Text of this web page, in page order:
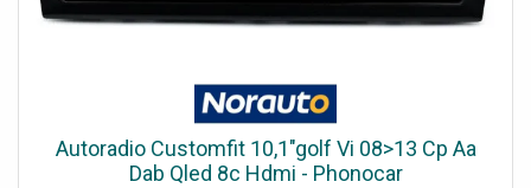
idéale pour moderniser votre véhicule tout en conservant
Autoradio Customfit 10,1"golf Vi 08>13 Cp Aa
Dab Qled 8c Hdmi - Phonocar